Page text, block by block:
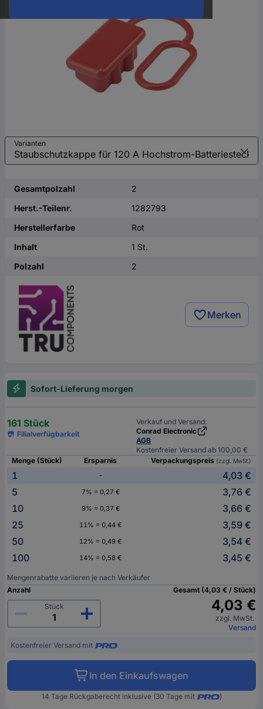
Varianten
Gesamtpolzahl
2
Herst.-Teilenr.
1282793
Herstellerfarbe
Rot
Inhalt
1 St.
Polzahl
2
Merken
Sofort-Lieferung morgen
161 Stück
Filialverfügbarkeit
Verkauf und Versand:
Conrad Electronic
AGB
Kostenfreier Versand ab 100,00 €
Menge (Stück)
Ersparnis Verpackungspreis (zzgl. MwSt.)
1 -
4,03 €
5
7% = 0,27 €
3,76 €
10
9% = 0,37 €
3,66 €
25
11% = 0,44 €
3,59 €
50
12% = 0,49 €
3,54 €
100
14% = 0,58 € 3,45 €
Mengenrabatte variieren je nach Verkäufer
Anzahl
Stück
Gesamt (4,03 € / Stück)
4,03 €
zzgl. MwSt.
Versand
Kostenfreier Versand mit
In den Einkaufswagen
14 Tage Rückgaberecht inklusive (30 Tage mit )